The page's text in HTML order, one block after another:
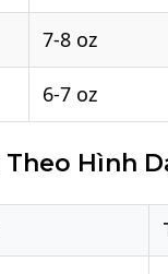
7-8 oz
6-7 oz
Theo Hình